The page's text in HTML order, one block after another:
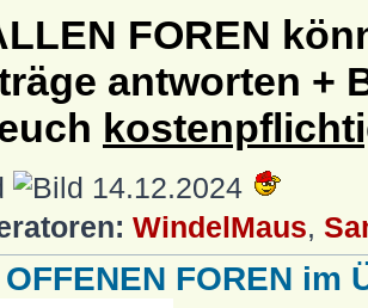
FOREN
antworten +
14.12.2024
WindelMaus,
FOREN im